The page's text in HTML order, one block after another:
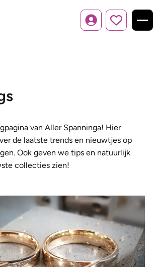
Inloggen
van Aller Spanninga! Hier
de laatste trends en nieuwtjes op
Ook geven we tips en natuurlijk
collecties zien!